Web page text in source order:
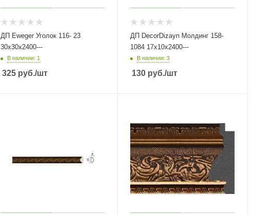
ДП Eweger Уголок 116- 23
30х30х2400---
В наличии: 1
325 руб./шт
ДП DecorDizayn Молдинг 158-
1084 17х10х2400---
В наличии: 3
130 руб./шт